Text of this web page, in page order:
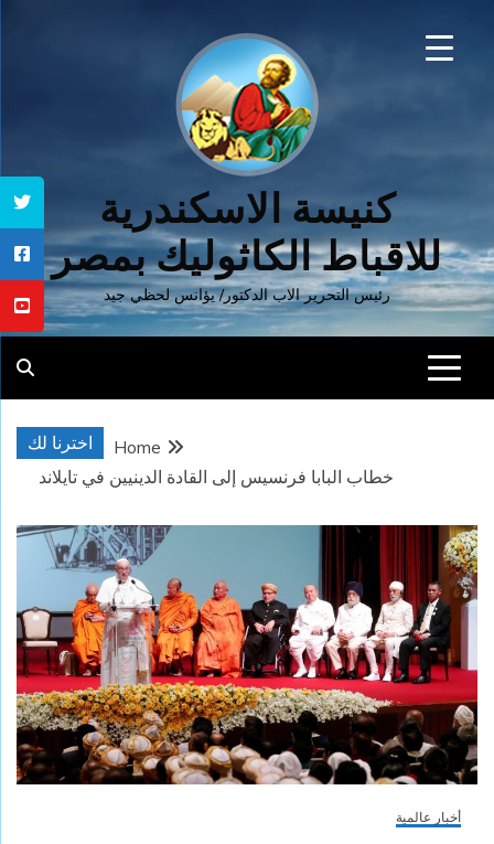
كنيسة الاسكندرية
للاقباط الكاثوليك بمصر
رئيس التحرير الاب الدكتور/ يؤانس لحظي جيد
اخترنا لك
Home
خطاب البابا فرنسيس إلى القادة الدينيين في تايلاند
أخبار عالمية